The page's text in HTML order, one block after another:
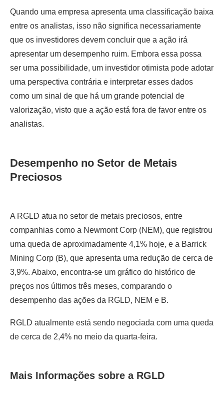
Quando uma empresa apresenta uma classificação baixa
entre os analistas, isso não significa necessariamente
que os investidores devem concluir que a ação irá
apresentar um desempenho ruim. Embora essa possa
ser uma possibilidade, um investidor otimista pode adotar
uma perspectiva contrária e interpretar esses dados
como um sinal de que há um grande potencial de
valorização, visto que a ação está fora de favor entre os
analistas.
Desempenho no Setor de Metais
Preciosos
A RGLD atua no setor de metais preciosos, entre
companhias como a Newmont Corp (NEM), que registrou
uma queda de aproximadamente 4,1% hoje, e a Barrick
Mining Corp (B), que apresenta uma redução de cerca de
3,9%. Abaixo, encontra-se um gráfico do histórico de
preços nos últimos três meses, comparando o
desempenho das ações da RGLD, NEM e B.
RGLD atualmente está sendo negociada com uma queda
de cerca de 2,4% no meio da quarta-feira.
Mais Informações sobre a RGLD